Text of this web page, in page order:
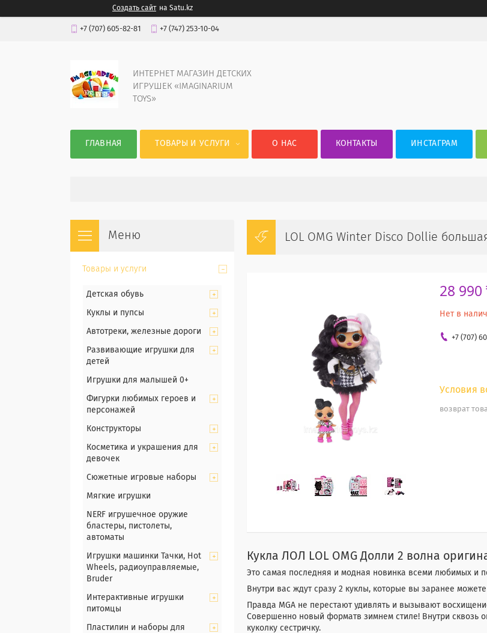
Создать сайт на Satu.kz
+7 (707) 605-82-81 +7 (747) 253-10-04
ИНТЕРНЕТ МАГАЗИН ДЕТСКИХ
ИГРУШЕК «IMAGINARIUM
TOYS»
ГЛАВНАЯ ТОВАРЫ И УСЛУГИ О НАС КОНТАКТЫ ИНСТАГРАМ
LOL OMG Winter Disco Dollie
28 990
Нет в
+7 (707)
возврат
Кукла ЛОЛ LOL OMG Долли 2 волна
Это самая последняя и модная новинка всеми любимых и
Внутри вас ждут сразу 2 куклы, которые вы заранее
Правда MGA не перестают удивлять и вызывают
Совершенно новый форматв зимнем стиле! Внутри сквозь
куколку сестричку.
Товары и услуги
Детская обувь
Куклы и пупсы
Автотреки, железные дороги
Развивающие игрушки для
детей
Игрушки для малышей 0+
Фигурки любимых героев и
персонажей
Конструкторы
Косметика и украшения для
девочек
Сюжетные игровые наборы
Мягкие игрушки
NERF игрушечное оружие
бластеры, пистолеты,
автоматы
Игрушки машинки Тачки, Hot
Wheels, радиоуправляемые,
Bruder
Интерактивные игрушки
питомцы
Пластилин и наборы для